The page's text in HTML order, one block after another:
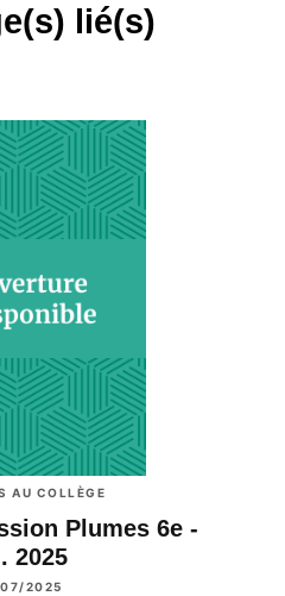
lié(s)
AU COLLÈGE
Plumes 6e -
2025
2025